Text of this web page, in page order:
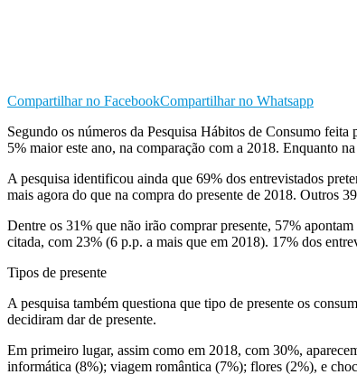
Compartilhar no FacebookCompartilhar no Whatsapp
Segundo os números da Pesquisa Hábitos de Consumo
5% maior este ano, na comparação com a 2018. Enquanto
A pesquisa identificou ainda que 69% dos entrevistados
mais agora do que na compra do presente de 2018. Outros
Dentre os 31% que não irão comprar presente, 57%
citada, com 23% (6 p.p. a mais que em 2018). 17% dos
Tipos de presente
A pesquisa também questiona que tipo de presente os
decidiram dar de presente.
Em primeiro lugar, assim como em 2018, com 30%,
informática (8%); viagem romântica (7%); flores (2%), e